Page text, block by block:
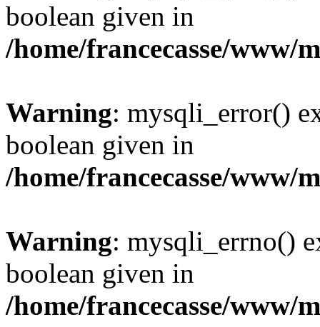
boolean given in
/home/francecasse/www/
Warning: mysqli_error()
boolean given in
/home/francecasse/www/
Warning: mysqli_errno()
boolean given in
/home/francecasse/www/